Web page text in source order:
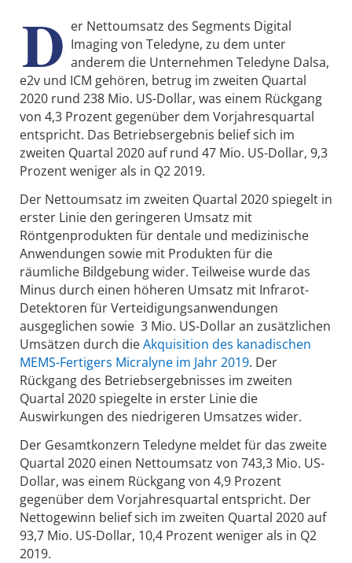
D er Nettoumsatz des Segments Digital
Imaging von Teledyne, zu dem unter
anderem die Unternehmen Teledyne Dalsa,
e2v und ICM gehören, betrug im zweiten Quartal
2020 rund 238 Mio. US-Dollar, was einem Rückgang
von 4,3 Prozent gegenüber dem Vorjahresquartal
entspricht. Das Betriebsergebnis belief sich im
zweiten Quartal 2020 auf rund 47 Mio. US-Dollar, 9,3
Prozent weniger als in Q2 2019.
Der Nettoumsatz im zweiten Quartal 2020 spiegelt in
erster Linie den geringeren Umsatz mit
Röntgenprodukten für dentale und medizinische
Anwendungen sowie mit Produkten für die
räumliche Bildgebung wider. Teilweise wurde das
Minus durch einen höheren Umsatz mit Infrarot-
Detektoren für Verteidigungsanwendungen
ausgeglichen sowie 3 Mio. US-Dollar an zusätzlichen
Umsätzen durch dieAkquisition des kanadischen
MEMS-Fertigers Micralyne im Jahr 2019. Der
Rückgang des Betriebsergebnisses im zweiten
Quartal 2020 spiegelte in erster Linie die
Auswirkungen des niedrigeren Umsatzes wider.
Der Gesamtkonzern Teledyne meldet für das zweite
Quartal 2020 einen Nettoumsatz von 743,3 Mio. US-
Dollar, was einem Rückgang von 4,9 Prozent
gegenüber dem Vorjahresquartal entspricht. Der
Nettogewinn belief sich im zweiten Quartal 2020 auf
93,7 Mio. US-Dollar, 10,4 Prozent weniger als in Q2
2019.